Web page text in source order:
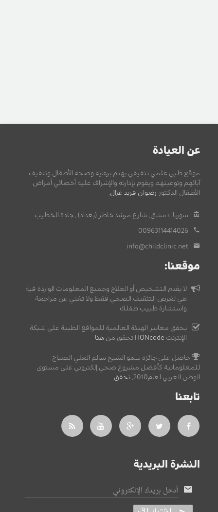
عن العيادة
موقع طبي علمي تثقيفي يهتم برعاية وصحة الأطفال وتثقيف
آبائهم وتوعيتهم ويقوم بإدارته والإشراف عليه أخصائي أمراض
الأطفال الدكتور رضوان فريد غزال.
سوريا, دمشق, شارع مرشد خاطر (بغداد) , جادة الخطيب.
00963114414026
info@childclinic.net
موقعنا:
لا يقدم التشخيص أو العلاج وجميع المعلومات الواردة فيه
هي لغرض التثقيف الصحي فقط ولا تغني عن مراجعة
واستشارة طبيب طفلك.
يحقق معايير الهيئة العالمية للمواقع الطبية على شبكة
الإنترنت HONcode تحقق من هنا
حاصل على جائزة سمو الشيخ سالم العلي الصباح
للمعلوماتية كأفضل مشروع صحي إلكتروني على مستوى
الوطن العربي لعام2010,
تحقق.
تابعنا
النشرة البريدية
أدخل بريدك الإلكتروني